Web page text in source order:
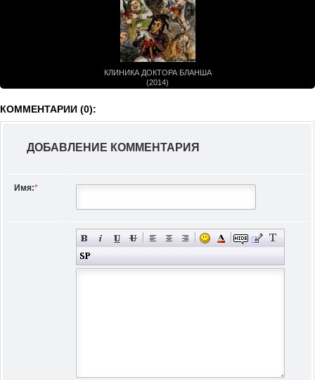
КЛИНИКА ДОКТОРА БЛАНША
(2014)
КОММЕНТАРИИ (0):
ДОБАВЛЕНИЕ КОММЕНТАРИЯ
Имя:*